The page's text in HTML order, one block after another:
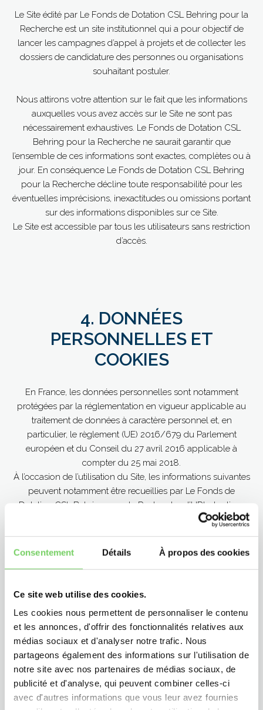
Consentement Détails À propos des cookies
Ce site web utilise des cookies.
Les cookies nous permettent de personnaliser le contenu
et les annonces, d'offrir des fonctionnalités relatives aux
médias sociaux et d'analyser notre trafic. Nous
partageons également des informations sur l'utilisation de
notre site avec nos partenaires de médias sociaux, de
publicité et d'analyse, qui peuvent combiner celles-ci
avec d'autres informations que vous leur avez fournies
Le Site édité par Le Fonds de Dotation CSL Behring pour la
Recherche est un site institutionnel qui a pour objectif de
lancer les campagnes d’appel à projets et de collecter les
dossiers de candidature des personnes ou organisations
souhaitant postuler.
Nous attirons votre attention sur le fait que les informations
auxquelles vous avez accès sur le Site ne sont pas
nécessairement exhaustives. Le Fonds de Dotation CSL
Behring pour la Recherche ne saurait garantir que
l’ensemble de ces informations sont exactes, complètes ou à
jour. En conséquence Le Fonds de Dotation CSL Behring
pour la Recherche décline toute responsabilité pour les
éventuelles imprécisions, inexactitudes ou omissions portant
sur des informations disponibles sur ce Site.
Le Site est accessible par tous les utilisateurs sans restriction
d’accès.
4. DONNÉES
PERSONNELLES ET
COOKIES
En France, les données personnelles sont notamment
protégées par la réglementation en vigueur applicable au
traitement de données à caractère personnel et, en
particulier, le règlement (UE) 2016/679 du Parlement
européen et du Conseil du 27 avril 2016 applicable à
compter du 25 mai 2018.
À l’occasion de l’utilisation du Site, les informations suivantes
peuvent notamment être recueillies par Le Fonds de
Dotation CSL Behring pour la Recherche : l’URL des liens
par l’intermédiaire desquels l’utilisateur a accédé au Site, le
Internet (IP) de l’utilisateur et la date de dernière connexion
de la loi n° 78-17 du 6 janvier 1978 relative à l’informatique,
aux fichiers et aux libertés modifiée, tout utilisateur dispose
d’un droit d’accès, de rectification et d’opposition au
traitement de données personnelles le concernant. La
demande doit être adressée auprès du Délégué à la
protection des données :Privacy@cslbehring.comou
https://privacyinfo.csl.com/ou par courrier : Carré Suffren